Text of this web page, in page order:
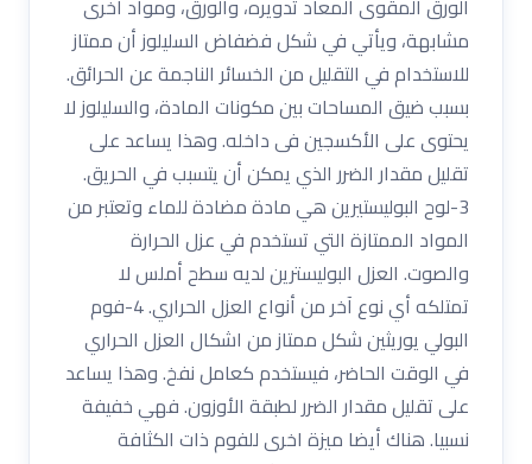
الورق المقوى المعاد تدويره، والورق، ومواد أخرى
مشابهة، ويأتي في شكل فضفاض السليلوز أن ممتاز
للاستخدام في التقليل من الخسائر الناجمة عن الحرائق.
بسبب ضيق المساحات بين مكونات المادة، والسليلوز لا
يحتوى على الأكسجين فى داخله. وهذا يساعد على
تقليل مقدار الضرر الذي يمكن أن يتسبب في الحريق.
3-لوح البوليستيرين هي مادة مضادة للماء وتعتبر من
المواد الممتازة التي تستخدم في عزل الحرارة
والصوت. العزل البوليسترين لديه سطح أملس لا
تمتلكه أي نوع آخر من أنواع العزل الحراري. 4-فوم
البولي يوريثين شكل ممتاز من اشكال العزل الحراري
في الوقت الحاضر، فيستخدم كعامل نفخ. وهذا يساعد
على تقليل مقدار الضرر لطبقة الأوزون. فهي خفيفة
نسبيا. هناك أيضا ميزة اخرى للفوم ذات الكثافة